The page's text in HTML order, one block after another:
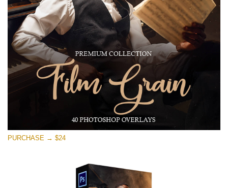
(1783 Overlays)
Large 6000*4000px
Free download
PURCHASE → $24